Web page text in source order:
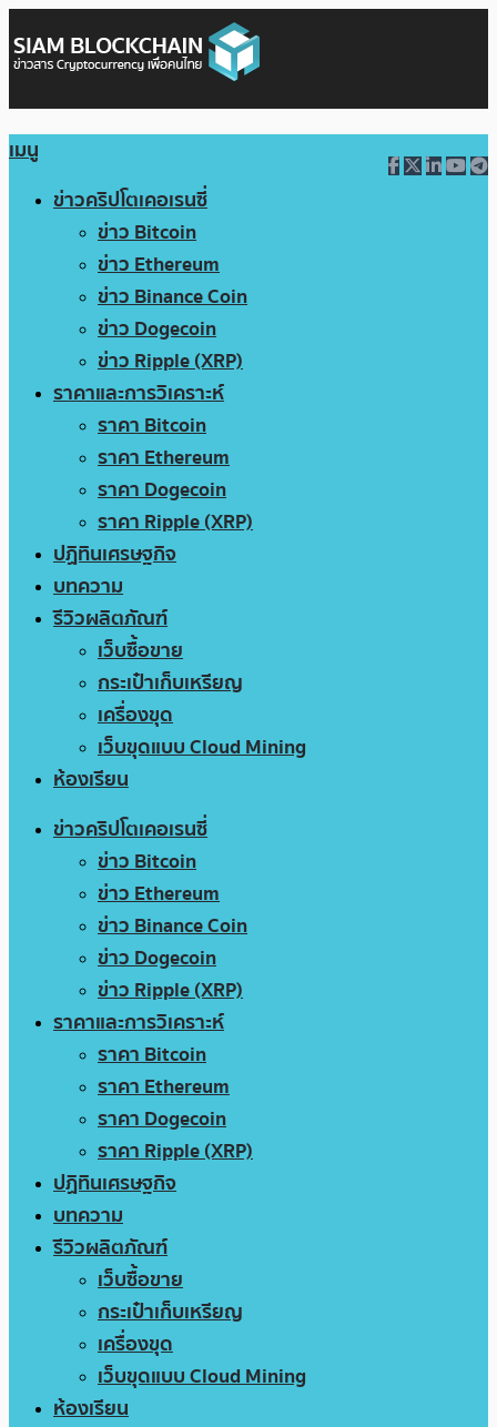
เมนู
ข่าวคริปโตเคอเรนซี่
ข่าว Bitcoin
ข่าว Ethereum
ข่าว Binance Coin
ข่าว Dogecoin
ข่าว Ripple (XRP)
ราคาและการวิเคราะห์
ราคา Bitcoin
ราคา Ethereum
ราคา Dogecoin
ราคา Ripple (XRP)
ปฏิทินเศรษฐกิจ
บทความ
รีวิวผลิตภัณฑ์
เว็บซื้อขาย
กระเป๋าเก็บเหรียญ
เครื่องขุด
เว็บขุดแบบ Cloud Mining
ห้องเรียน
ข่าวคริปโตเคอเรนซี่
ข่าว Bitcoin
ข่าว Ethereum
ข่าว Binance Coin
ข่าว Dogecoin
ข่าว Ripple (XRP)
ราคาและการวิเคราะห์
ราคา Bitcoin
ราคา Ethereum
ราคา Dogecoin
ราคา Ripple (XRP)
ปฏิทินเศรษฐกิจ
บทความ
รีวิวผลิตภัณฑ์
เว็บซื้อขาย
กระเป๋าเก็บเหรียญ
เครื่องขุด
เว็บขุดแบบ Cloud Mining
ห้องเรียน